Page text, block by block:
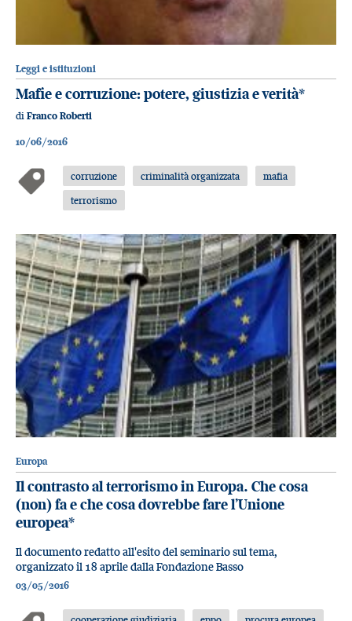
Leggi e istituzioni
Mafie e corruzione: potere, giustizia e verità*
di Franco Roberti
10/06/2016
corruzione criminalità organizzata
mafia
terrorismo
Europa
Il contrasto al terrorismo in Europa. Che cosa
(non) fa e che cosa dovrebbe fare l’Unione
europea*
Il documento redatto all'esito del seminario sul tema,
organizzato il 18 aprile dalla Fondazione Basso
03/05/2016